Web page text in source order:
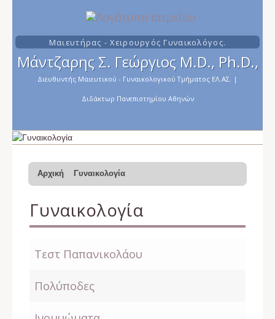
Μαιευτήρας - Χειρουργός Γυναικολόγος.
Μάντζαρης Σ. Γεώργιος M.D., Ph.D.,
Διευθυντής Μαιευτικού - Γυναικολογικού Τμήματος ΕΛ.ΑΣ. |
Διδάκτωρ Πανεπιστημίου Αθηνών
Αρχική Γυναικολογία
Γυναικολογία
Τεστ Παπανικολάου
Πολύποδες